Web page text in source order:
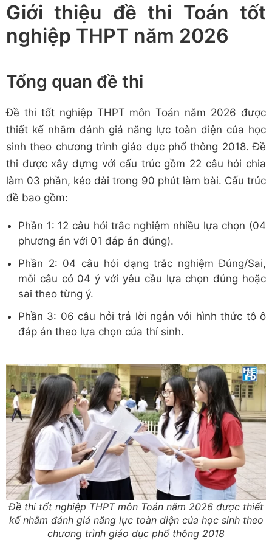
Giới thiệu đề thi Toán tốt
nghiệp THPT năm 2026
Tổng quan đề thi
Đề thi tốt nghiệp THPT môn Toán năm 2026 được
thiết kế nhằm đánh giá năng lực toàn diện của học
sinh theo chương trình giáo dục phổ thông 2018. Đề
thi được xây dựng với cấu trúc gồm 22 câu hỏi chia
làm 03 phần, kéo dài trong 90 phút làm bài. Cấu trúc
đề bao gồm:
Phần 1: 12 câu hỏi trắc nghiệm nhiều lựa chọn (04
phương án với 01 đáp án đúng).
Phần 2: 04 câu hỏi dạng trắc nghiệm Đúng/Sai,
mỗi câu có 04 ý với yêu cầu lựa chọn đúng hoặc
sai theo từng ý.
Phần 3: 06 câu hỏi trả lời ngắn với hình thức tô ô
đáp án theo lựa chọn của thí sinh.
Đề thi tốt nghiệp THPT môn Toán năm 2026 được thiết
kế nhằm đánh giá năng lực toàn diện của học sinh theo
chương trình giáo dục phổ thông 2018